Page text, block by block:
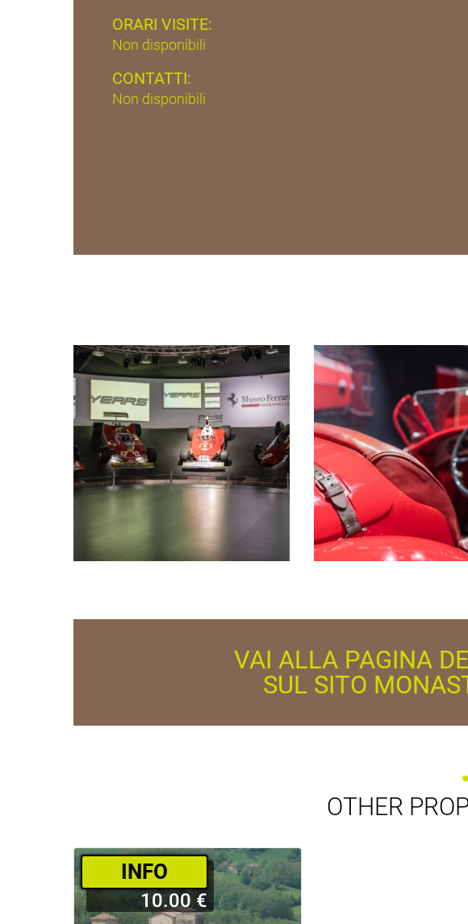
ORARI VISITE:
Non disponibili
CONTATTI:
Non disponibili
VAI ALLA PAGINA
SUL SITO
OTHER
­INFO
10.00 €